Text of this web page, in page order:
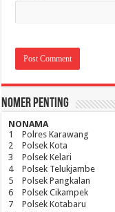
Nomer Penting
NONAMA
1
Polres Karawang
2
Polsek Kota
3
Polsek Kelari
4
Polsek Telukjambe
5
Polsek Pangkalan
6
Polsek Cikampek
7
Polsek Kotabaru